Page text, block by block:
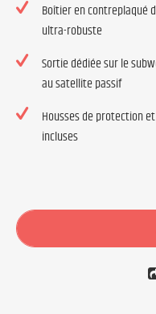
Boîtier en contreplaqué
ultra-robuste
Sortie dédiée sur le
au satellite passif
Housses de protection
incluses